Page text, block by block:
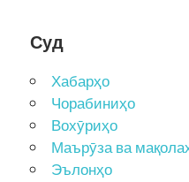
Суд
Хабарҳо
Чорабиниҳо
Вохӯриҳо
Маърӯза ва
Эълонҳо